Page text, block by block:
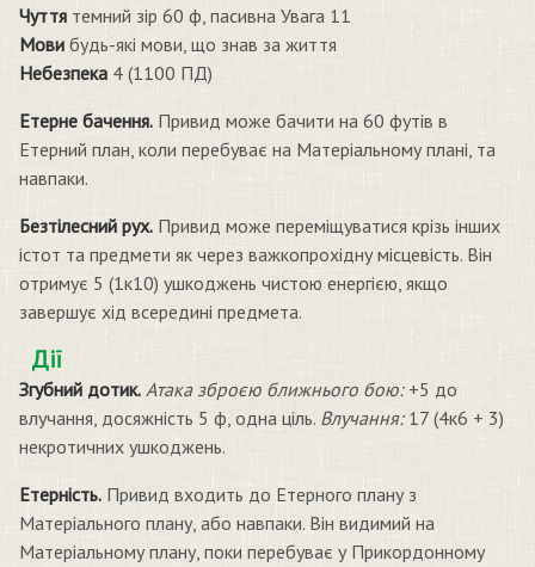
Чуття темний зір 60 ф, пасивна Увага 11
Мови будь-які мови, що знав за життя
Небезпека 4 (1100 ПД)
Етерне бачення. Привид може бачити на 60 футів в
Етерний план, коли перебуває на Матеріальному плані, та
навпаки.
Безтілесний рух. Привид може переміщуватися крізь інших
істот та предмети як через важкопрохідну місцевість. Він
отримує 5 (1к10) ушкоджень чистою енергією, якщо
завершує хід всередині предмета.
Дії
Згубний дотик. Атака зброєю ближнього бою:+5 до
влучання, досяжність 5 ф, одна ціль. Влучання:17 (4к6 + 3)
некротичних ушкоджень.
Етерність. Привид входить до Етерного плану з
Матеріального плану, або навпаки. Він видимий на
Матеріальному плану, поки перебуває у Прикордонному